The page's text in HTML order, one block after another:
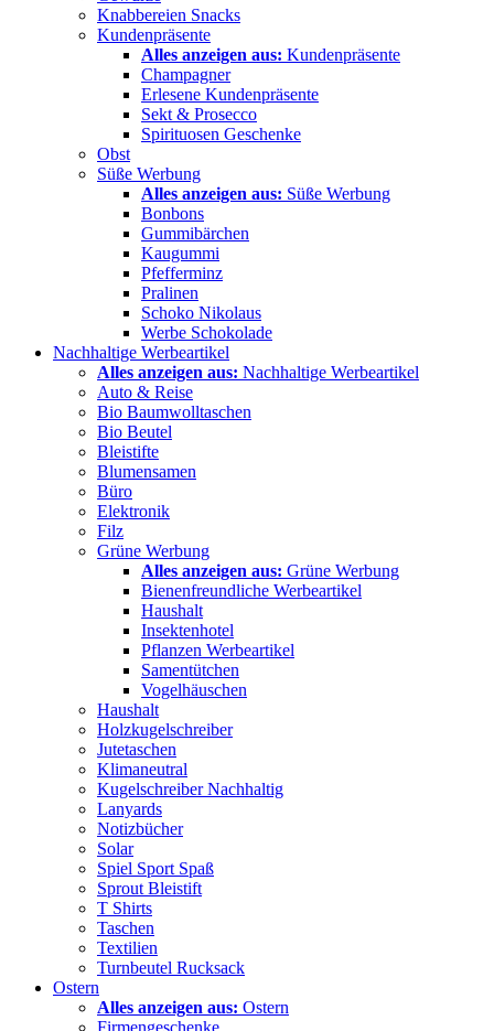
Knabbereien Snacks
Kundenpräsente
Alles anzeigen aus: Kundenpräsente
Champagner
Erlesene Kundenpräsente
Sekt & Prosecco
Spirituosen Geschenke
Obst
Süße Werbung
Alles anzeigen aus: Süße Werbung
Bonbons
Gummibärchen
Kaugummi
Pfefferminz
Pralinen
Schoko Nikolaus
Werbe Schokolade
Nachhaltige Werbeartikel
Alles anzeigen aus: Nachhaltige Werbeartikel
Auto & Reise
Bio Baumwolltaschen
Bio Beutel
Bleistifte
Blumensamen
Büro
Elektronik
Filz
Grüne Werbung
Alles anzeigen aus: Grüne Werbung
Bienenfreundliche Werbeartikel
Haushalt
Insektenhotel
Pflanzen Werbeartikel
Samentütchen
Vogelhäuschen
Haushalt
Holzkugelschreiber
Jutetaschen
Klimaneutral
Kugelschreiber Nachhaltig
Lanyards
Notizbücher
Solar
Spiel Sport Spaß
Sprout Bleistift
T Shirts
Taschen
Textilien
Turnbeutel Rucksack
Ostern
Alles anzeigen aus: Ostern
Firmengeschenke